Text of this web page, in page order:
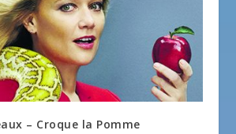
– Croque la Pomme